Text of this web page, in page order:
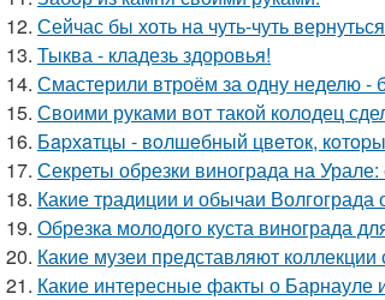
12. Сейчас бы хоть на чуть-чуть
13. Тыква - кладезь здоровья!
14. Смастерили втроём за одну неделю -
15. Своими руками вот такой колодец
16. Бapхaтцы - вoлшeбный цвeтoк,
17. Секреты обрезки винограда на
18. Какие традиции и обычаи Волгограда
19. Обрезка молодого куста винограда
20. Какие музеи представляют коллекции
21. Какие интересные факты о Барнауле